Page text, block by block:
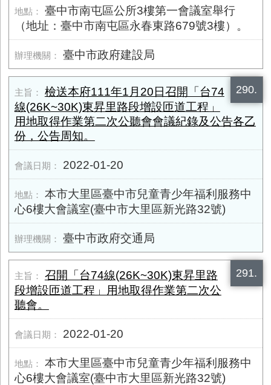
臺中市南屯區公所3樓第一會議室舉行
（地址：臺中市南屯區永春東路​679號3樓）。
臺中市政府建設局
290.
檢送本府111年1月20日召開「台74
線(26K~30K)東昇里路段增設匝道工程」
用地取得作業第二次公聽會會議紀錄及公告各乙
份，公告周知。
2022-01-20
本市大里區臺中市兒童青少年福利服務中
心6樓大會議室(臺中市大里區新光路32號)
臺中市政府交通局
291.
召開「台74線(26K~30K)東昇里路
段增設匝道工程」用地取得作業第二次公
聽會。
2022-01-20
本市大里區臺中市兒童青少年福利服務中
心6樓大會議室(臺中市大里區新光路32號)